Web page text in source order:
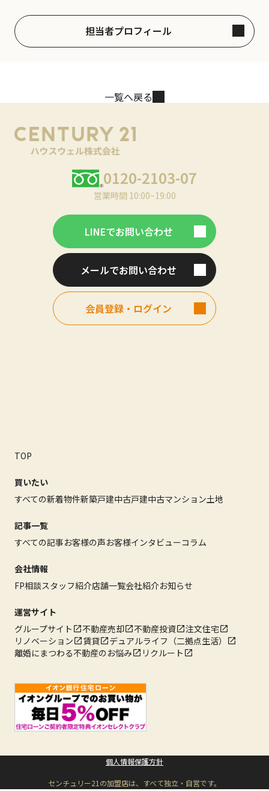
担当者プロフィール
一覧へ戻る
0120-2103-07
営業時間 10:00~19:00
LINEでお問い合わせ
メールでお問い合わせ
会員登録・ログイン
TOP
買いたい
すべての新着物件新築戸建中古戸建中古マンション土地
記事一覧
すべての記事お客様の声お客様インタビューコラム
会社情報
FP相談スタッフ紹介店舗一覧会社紹介お知らせ
運営サイト
グループサイト
不動産売却 不動産投資
注文住宅
リノベーション
賃貸
デュアルライフ（二拠点生活）
離婚にまつわる不動産のお悩み
リクルート
個人情報保護方針
センチュリー21の加盟店は、すべて独立・自営です。